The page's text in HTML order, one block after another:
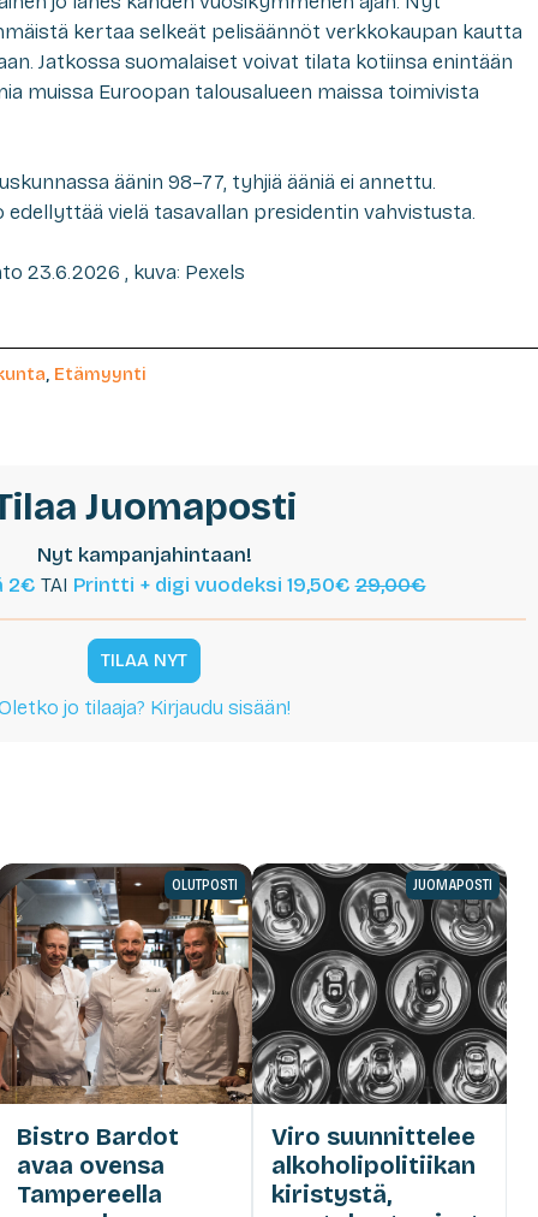
kertaa selkeät pelisäännöt verkkokaupan kautta
Jatkossa suomalaiset voivat tilata kotiinsa enintään
muissa Euroopan talousalueen maissa toimivista
äänin 98–77, tyhjiä ääniä ei annettu.
vielä tasavallan presidentin vahvistusta.
23.6.2026 , kuva: Pexels
, Etämyynti
Juomaposti
Nyt kampanjahintaan!
2€ TAI Printti + digi vuodeksi 19,50€29,00€
TILAA NYT
jo tilaaja? Kirjaudu sisään!
OLUTPOSTI
Bistro Bardot
avaa ovensa
Tampereella
JUOMAPOSTI
Viro suunnittelee
alkoholipolitiikan
kiristystä,